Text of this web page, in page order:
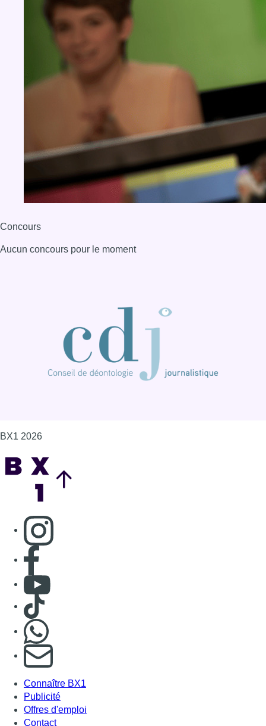
Concours
Aucun concours pour le moment
BX1 2026
Consulter page Instagram
Consulter page Facebook
Consulter Youtube
Consulter TikTok
S'abonner à notre newsletter
Connaître BX1
Publicité
Offres d'emploi
Contact